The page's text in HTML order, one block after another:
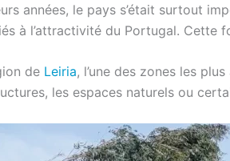
années, le pays s’était surtout
à l’attractivité du Portugal. Cette
de Leiria, l’une des zones les
les espaces naturels ou